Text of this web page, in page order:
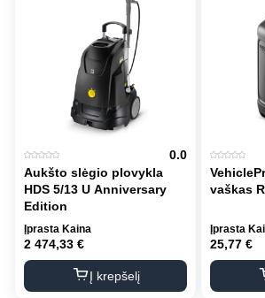
0.0
Aukšto slėgio plovykla
HDS 5/13 U Anniversary
Edition
Įprasta Kaina
2 474,33 €
Į krepšelį
vaškas
Įprasta
25,77 €